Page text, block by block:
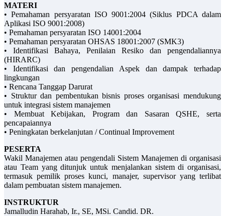
MATERI
• Pemahaman persyaratan ISO 9001:2004 (Siklus PDCA dalam
Aplikasi ISO 9001:2008)
• Pemahaman persyaratan ISO 14001:2004
• Pemahaman persyaratan OHSAS 18001:2007 (SMK3)
• Identifikasi Bahaya, Penilaian Resiko dan pengendaliannya
(HIRARC)
• Identifikasi dan pengendalian Aspek dan dampak terhadap
lingkungan
• Rencana Tanggap Darurat
• Struktur dan pembentukan bisnis proses organisasi mendukung
untuk integrasi sistem manajemen
• Membuat Kebijakan, Program dan Sasaran QSHE, serta
pencapaiannya
• Peningkatan berkelanjutan / Continual Improvement
PESERTA
Wakil Manajemen atau pengendali Sistem Manajemen di organisasi
atau Team yang ditunjuk untuk menjalankan sistem di organisasi,
termasuk pemilik proses kunci, manajer, supervisor yang terlibat
dalam pembuatan sistem manajemen.
INSTRUKTUR
Jamalludin Harahab, Ir., SE, MSi. Candid. DR.